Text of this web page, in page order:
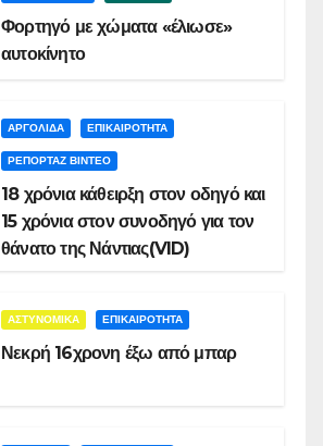
Φορτηγό με χώματα «έλιωσε»
αυτοκίνητο
ΑΡΓΟΛΙΔΑ ΕΠΙΚΑΙΡΟΤΗΤΑ
ΡΕΠΟΡΤΑΖ ΒΙΝΤΕΟ
18 χρόνια κάθειρξη στον οδηγό και
15 χρόνια στον συνοδηγό για τον
θάνατο της Νάντιας(VID)
ΑΣΤΥΝΟΜΙΚΑ ΕΠΙΚΑΙΡΟΤΗΤΑ
Νεκρή 16χρονη έξω από μπαρ